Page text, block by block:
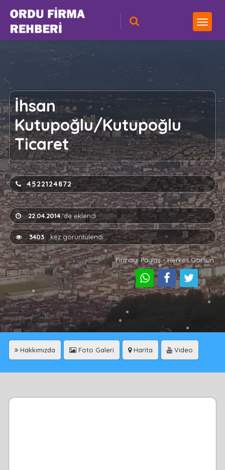
İhsan
Kutupoğlu/Kutupoğlu
Ticaret
4522124872
22.04.2014'de eklendi
3403kez görüntülendi
Firmayı Paylaş - Herkes Görsün
Hakkımızda Foto Galeri Harita Video